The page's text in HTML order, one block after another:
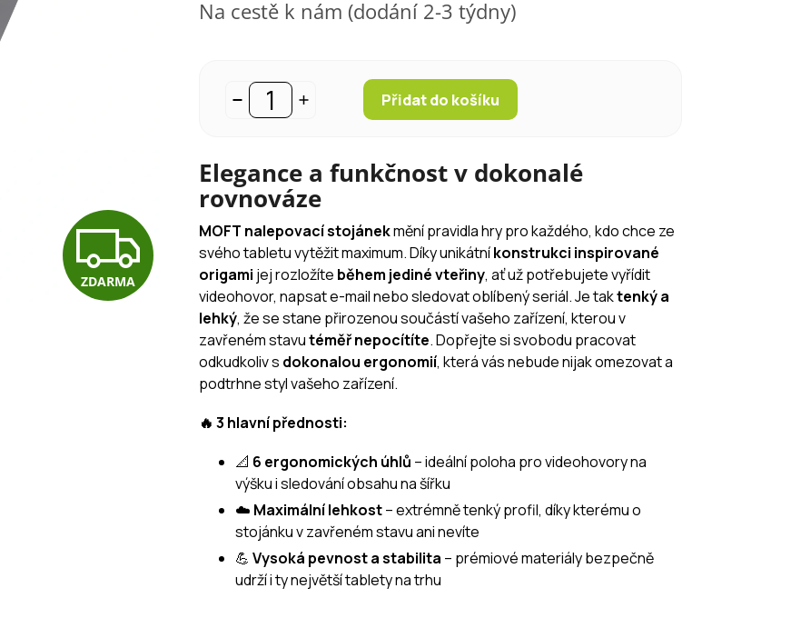
Z
D
ZDARMA
Na cestě k nám (dodání 2-3 týdny)
Přidat do košíku
Elegance a funkčnost v dokonalé
rovnováze
MOFT nalepovací stojánekmění pravidla hry pro každého, kdo chce ze
svého tabletu vytěžit maximum. Díky unikátníkonstrukci inspirované
origami jej rozložíte během jediné vteřiny, ať už potřebujete vyřídit
videohovor, napsat e-mail nebo sledovat oblíbený seriál. Je taktenký a
lehký, že se stane přirozenou součástí vašeho zařízení, kterou v
zavřeném stavutéměř nepocítíte. Dopřejte si svobodu pracovat
odkudkoliv s dokonalou ergonomií, která vás nebude nijak omezovat a
podtrhne styl vašeho zařízení.
🔥 3 hlavní přednosti:
📐 6 ergonomických úhlů – ideální poloha pro videohovory na
výšku i sledování obsahu na šířku
☁️ Maximální lehkost– extrémně tenký profil, díky kterému o
stojánku v zavřeném stavu ani nevíte
💪 Vysoká pevnost a stabilita – prémiové materiály bezpečně
udrží i ty největší tablety na trhu